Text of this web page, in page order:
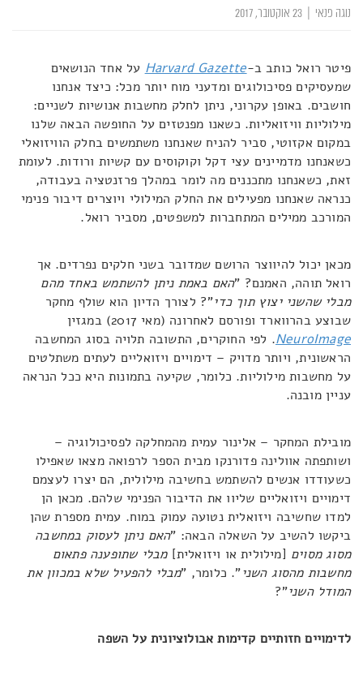
נוגה פנאי
פיטר רואל כותב ב-Harvard Gazette על אחד הנושאים
שמעסיקים פסיכולוגים ומדעני מוח יותר מכל: כיצד אנחנו
חושבים. באופן עקרוני, ניתן לחלק מחשבות אנושיות לשניים:
מילוליות וויזואליות. כשאנו מפנטזים על החופשה הבאה שלנו
במקום אקזוטי, סביר להניח שאנחנו משתמשים בחלק הוויזואלי
כשאנחנו מדמיינים עצי דקל וקוקוסים עם קשיות ורודות. לעומת
זאת, כשאנחנו מתכננים מה לומר במהלך פרזנטציה בעבודה,
כנראה שאנחנו מפעילים את החלק המילולי ויוצרים דיבור פנימי
המורכב ממילים המתחברות למשפטים, מסביר רואל.
מכאן יכול להיווצר הרושם שמדובר בשני חלקים נפרדים. אך
רואל תוהה, האמנם? "האם באמת ניתן להשתמש באחד מהם
מבלי שהשני יצוץ תוך כדי"? לצורך הדיון הוא שולף מחקר
שבוצע בהרווארד ופורסם לאחרונה (מאי 2017) במגזין
NeuroImage. לפי החוקרים, התשובה תלויה בסוג המחשבה
הראשונית, ויותר מדויק – דימויים ויזואליים לעתים משתלטים
על מחשבות מילוליות. כלומר, שקיעה בתמונות היא ככל הנראה
עניין מובנה.
מובילת המחקר – אלינור עמית מהמחלקה לפסיכולוגיה –
ושותפתה אוולינה פדורנקו מבית הספר לרפואה מצאו שאפילו
כשעודדו אנשים להשתמש בחשיבה מילולית, הם יצרו לעצמם
דימויים ויזואליים שליוו את הדיבור הפנימי שלהם. מכאן הן
למדו שחשיבה ויזואלית נטועה עמוק במוח. עמית מספרת שהן
ביקשו להשיב על השאלה הבאה: "האם ניתן לעסוק במחשבה
מסוג מסוים [מילולית או ויזואלית]מבלי שתופענה פתאום
מחשבות מהסוג השני". כלומר, "מבלי להפעיל שלא במכוון את
המודל השני"?
לדימויים חזותיים קדימות אבולוציונית על השפה